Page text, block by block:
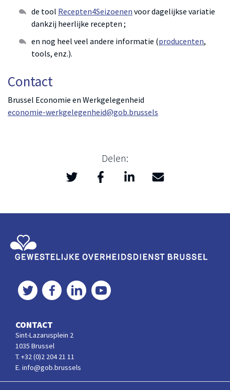
de tool Recepten4Seizoenen voor dagelijkse variatie
dankzij heerlijke recepten ;
en nog heel veel andere informatie (producenten,
tools, enz.).
Contact
Brussel Economie en Werkgelegenheid
economie-werkgelegenheid@gob.brussels
Delen:
Twitter
>FacebookLinkedInMail
Twitter FacebookLinkedInYouTube
CONTACT
Sint-Lazarusplein 2
1035 Brussel
T. +32 (0)2 204 21 11
E. info@gob.brussels